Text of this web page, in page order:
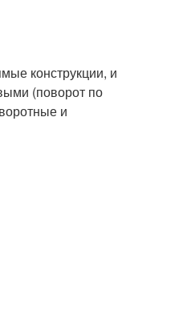
конструкции, и
(поворот по
и